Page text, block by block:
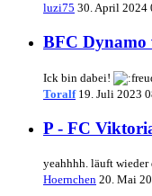
luzi75 30. April 2024
BFC Dynamo
Ick bin dabei!
Toralf 19. Juli 2023
P - FC
yeahhhh. läuft wieder
Hoernchen 20. Mai